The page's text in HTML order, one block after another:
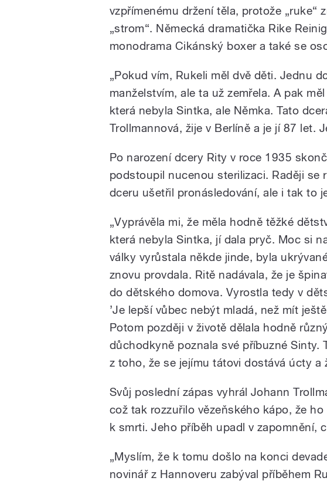
vzpřímenému držení těla, protože „ruke“
„strom“. Německá dramatička Rike
monodrama Cikánský boxer a také se
„Pokud vím, Rukeli měl dvě děti. Jednu
manželstvím, ale ta už zemřela. A pak
která nebyla Sintka, ale Němka. Tato
Trollmannová, žije v Berlíně a je jí 87 let.
Po narození dcery Rity v roce 1935
podstoupil nucenou sterilizaci. Raději se
dceru ušetřil pronásledování, ale i tak to
„Vyprávěla mi, že měla hodně těžké
která nebyla Sintka, jí dala pryč. Moc si
války vyrůstala někde jinde, byla
znovu provdala. Ritě nadávala, že je
do dětského domova. Vyrostla tedy v
’Je lepší vůbec nebýt mladá, než mít
Potom později v životě dělala hodně
důchodkyně poznala své příbuzné Sinty.
z toho, že se jejímu tátovi dostává úcty a
Svůj poslední zápas vyhrál Johann
což tak rozzuřilo vězeňského kápo, že
k smrti. Jeho příběh upadl v zapomnění,
„Myslím, že k tomu došlo na konci
novinář z Hannoveru zabýval příběhem